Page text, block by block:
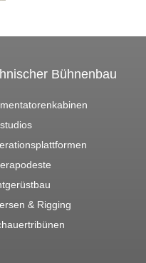
Bühnenbau
& Rigging